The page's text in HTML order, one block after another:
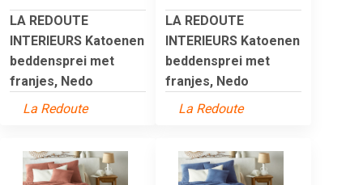
LA REDOUTE
INTERIEURS Katoenen
beddensprei met
franjes, Nedo
La Redoute
LA REDOUTE
INTERIEURS Katoenen
beddensprei met
franjes, Nedo
La Redoute